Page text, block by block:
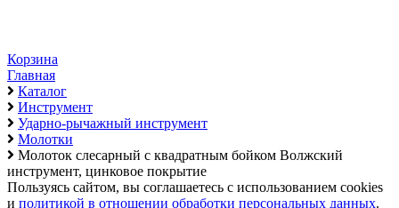
Корзина
Главная
Каталог
Инструмент
Ударно-рычажный инструмент
Молотки
Молоток слесарный с квадратным бойком Волжский
инструмент, цинковое покрытие
Пользуясь сайтом, вы соглашаетесь с использованием cookies
и политикой в отношении обработки персональных данных.